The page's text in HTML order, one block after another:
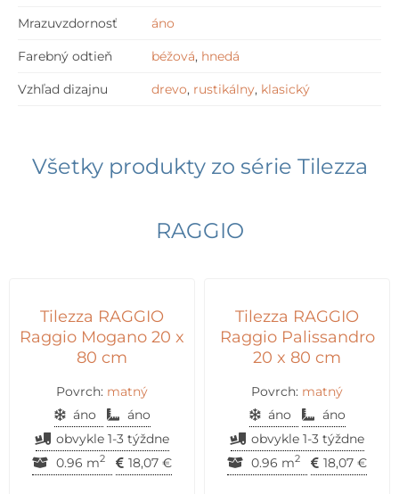
Mrazuvzdornosť áno
Farebný odtieň béžová, hnedá
Vzhľad dizajnu drevo, rustikálny, klasický
Všetky produkty zo série Tilezza
RAGGIO
Tilezza RAGGIO
Raggio Mogano 20 x
80 cm
Povrch: matný
áno
áno
obvykle 1-3 týždne
0.96 m2 18,07 €
Tilezza RAGGIO
Raggio Palissandro
20 x 80 cm
Povrch: matný
áno
áno
obvykle 1-3 týždne
0.96 m2 18,07 €